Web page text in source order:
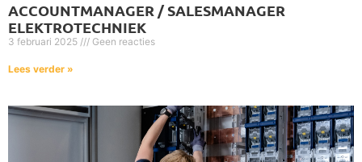
ACCOUNTMANAGER / SALESMANAGER
ELEKTROTECHNIEK
3 februari 2025 Geen reacties
Lees verder »